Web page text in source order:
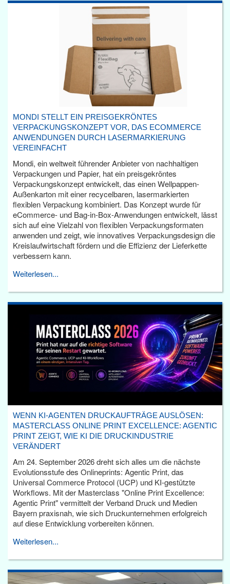
MONDI STELLT EIN PREISGEKRÖNTES
VERPACKUNGSKONZEPT VOR, DAS ECOMMERCE
ANWENDUNGEN DURCH LASERMARKIERUNG
VEREINFACHT
Mondi, ein weltweit führender Anbieter von nachhaltigen
Verpackungen und Papier, hat ein preisgekröntes
Verpackungskonzept entwickelt, das einen Wellpappen-
Außenkarton mit einer recycelbaren, lasermarkierten
flexiblen Verpackung kombiniert. Das Konzept wurde für
eCommerce- und Bag-in-Box-Anwendungen entwickelt, lässt
sich auf eine Vielzahl von flexiblen Verpackungsformaten
anwenden und zeigt, wie innovatives Verpackungsdesign die
Kreislaufwirtschaft fördern und die Effizienz der Lieferkette
verbessern kann.
Weiterlesen...
WENN KI-AGENTEN DRUCKAUFTRÄGE AUSLÖSEN:
MASTERCLASS ONLINE PRINT EXCELLENCE: AGENTIC
PRINT ZEIGT, WIE KI DIE DRUCKINDUSTRIE
VERÄNDERT
Am 24. September 2026 dreht sich alles um die nächste
Evolutionsstufe des Onlineprints: Agentic Print, das
Universal Commerce Protocol (UCP) und KI-gestützte
Workflows. Mit der Masterclass "Online Print Excellence:
Agentic Print" vermittelt der Verband Druck und Medien
Bayern praxisnah, wie sich Druckunternehmen erfolgreich
auf diese Entwicklung vorbereiten können.
Weiterlesen...